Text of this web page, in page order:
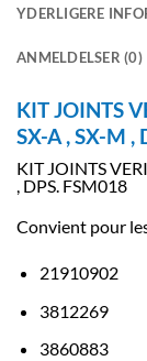
YDERLIGERE
ANMELDELSER (0)
KIT JOINTS
SX-A , SX-M ,
KIT JOINTS
, DPS. FSM018
Convient pour
21910902
3812269
3860883